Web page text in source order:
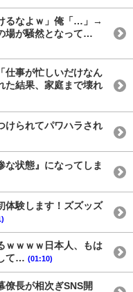
るなよｗ」俺「…」→
場が騒然となって…
事が忙しいだけなん
た結果、家庭まで壊れ
けられてパワハラされ
な状態』になってしま
体験します！ズズッズ
ｗｗｗｗ日本人、もは
て… (01:10)
僚長が相次ぎSNS開